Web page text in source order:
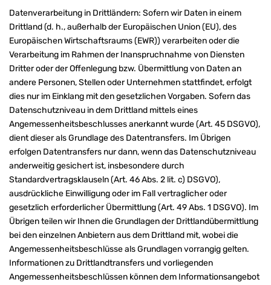
Datenverarbeitung in Drittländern: Sofern wir Daten in einem
Drittland (d. h., außerhalb der Europäischen Union (EU), des
Europäischen Wirtschaftsraums (EWR)) verarbeiten oder die
Verarbeitung im Rahmen der Inanspruchnahme von Diensten
Dritter oder der Offenlegung bzw. Übermittlung von Daten an
andere Personen, Stellen oder Unternehmen stattfindet, erfolgt
dies nur im Einklang mit den gesetzlichen Vorgaben. Sofern das
Datenschutzniveau in dem Drittland mittels eines
Angemessenheitsbeschlusses anerkannt wurde (Art. 45 DSGVO),
dient dieser als Grundlage des Datentransfers. Im Übrigen
erfolgen Datentransfers nur dann, wenn das Datenschutzniveau
anderweitig gesichert ist, insbesondere durch
Standardvertragsklauseln (Art. 46 Abs. 2 lit. c) DSGVO),
ausdrückliche Einwilligung oder im Fall vertraglicher oder
gesetzlich erforderlicher Übermittlung (Art. 49 Abs. 1 DSGVO). Im
Übrigen teilen wir Ihnen die Grundlagen der Drittlandübermittlung
bei den einzelnen Anbietern aus dem Drittland mit, wobei die
Angemessenheitsbeschlüsse als Grundlagen vorrangig gelten.
Informationen zu Drittlandtransfers und vorliegenden
Angemessenheitsbeschlüssen können dem Informationsangebot